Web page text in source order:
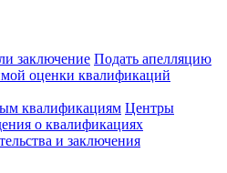
заключение Подать апелляцию
оценки квалификаций
квалификациям Центры
о квалификациях
и заключения